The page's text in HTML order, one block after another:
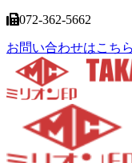
072-362-5662
お問い合わせはこちら